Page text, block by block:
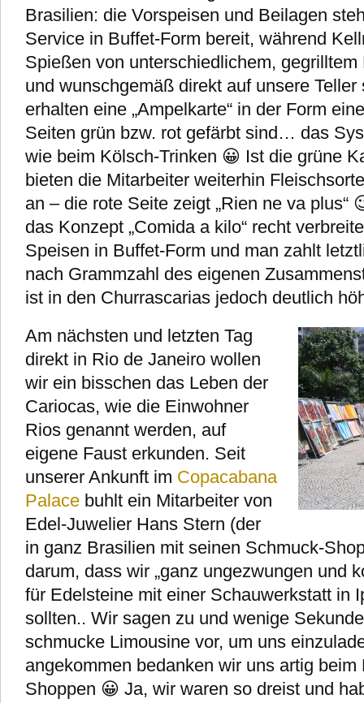
Brasilien: die Vorspeisen und Beilagen
Service in Buffet-Form bereit, während
Spießen von unterschiedlichem,
und wunschgemäß direkt auf unsere Teller
erhalten eine „Ampelkarte“ in der Form
Seiten grün bzw. rot gefärbt sind… das
wie beim Kölsch-Trinken 😀 Ist die grüne
bieten die Mitarbeiter weiterhin
an – die rote Seite zeigt „Rien ne va plus“
das Konzept „Comida a kilo“ recht
Speisen in Buffet-Form und man zahlt
nach Grammzahl des eigenen
ist in den Churrascarias jedoch deutlich
Am nächsten und letzten Tag
direkt in Rio de Janeiro wollen
wir ein bisschen das Leben der
Cariocas, wie die Einwohner
Rios genannt werden, auf
eigene Faust erkunden. Seit
unserer Ankunft im Copacabana
Palace buhlt ein Mitarbeiter von
Edel-Juwelier Hans Stern (der
in ganz Brasilien mit seinen Schmuck-
darum, dass wir „ganz ungezwungen und
für Edelsteine mit einer Schauwerkstatt in
sollten.. Wir sagen zu und wenige
schmucke Limousine vor, um uns
angekommen bedanken wir uns artig beim
Shoppen 😀 Ja, wir waren so dreist und